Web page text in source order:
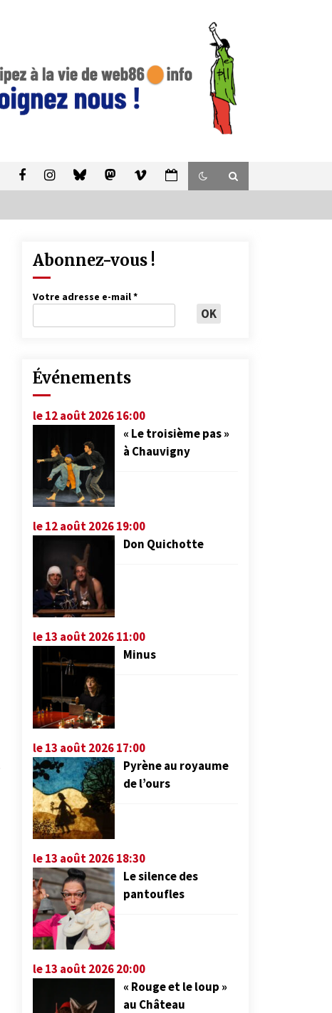
Abonnez-vous !
Votre adresse e-mail*
Événements
le 12 août 2026 16:00
« Le troisième pas »
à Chauvigny
le 12 août 2026 19:00
Don Quichotte
le 13 août 2026 11:00
Minus
le 13 août 2026 17:00
Pyrène au royaume
de l’ours
le 13 août 2026 18:30
Le silence des
pantoufles
le 13 août 2026 20:00
« Rouge et le loup »
au Château